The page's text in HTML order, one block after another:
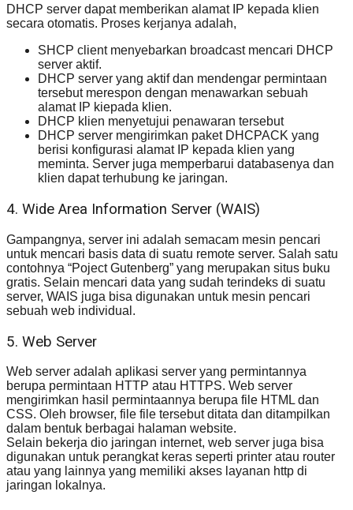
DHCP server dapat memberikan alamat IP kepada klien
secara otomatis. Proses kerjanya adalah,
SHCP client menyebarkan broadcast mencari DHCP
server aktif.
DHCP server yang aktif dan mendengar permintaan
tersebut merespon dengan menawarkan sebuah
alamat IP kiepada klien.
DHCP klien menyetujui penawaran tersebut
DHCP server mengirimkan paket DHCPACK yang
berisi konfigurasi alamat IP kepada klien yang
meminta. Server juga memperbarui databasenya dan
klien dapat terhubung ke jaringan.
4. Wide Area Information Server (WAIS)
Gampangnya, server ini adalah semacam mesin pencari
untuk mencari basis data di suatu remote server. Salah satu
contohnya “Poject Gutenberg” yang merupakan situs buku
gratis. Selain mencari data yang sudah terindeks di suatu
server, WAIS juga bisa digunakan untuk mesin pencari
sebuah web individual.
5. Web Server
Web server adalah aplikasi server yang permintannya
berupa permintaan HTTP atau HTTPS. Web server
mengirimkan hasil permintaannya berupa file HTML dan
CSS. Oleh browser, file file tersebut ditata dan ditampilkan
dalam bentuk berbagai halaman website.
Selain bekerja dio jaringan internet, web server juga bisa
digunakan untuk perangkat keras seperti printer atau router
atau yang lainnya yang memiliki akses layanan http di
jaringan lokalnya.